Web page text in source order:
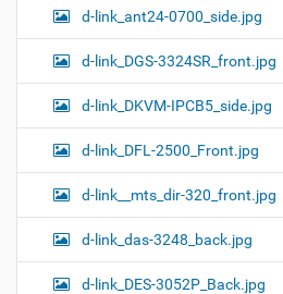
d-link_ant24-0700_side.jpg
d-link_DGS-3324SR_front.jpg
d-link_DKVM-IPCB5_side.jpg
d-link_DFL-2500_Front.jpg
d-link__mts_dir-320_front.jpg
d-link_das-3248_back.jpg
d-link_DES-3052P_Back.jpg